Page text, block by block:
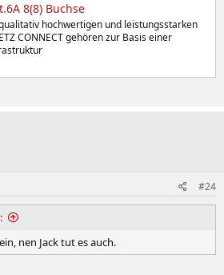
8(8) Buchse
hochwertigen und leistungsstarken
CONNECT gehören zur Basis einer
#24
nen Jack tut es auch.